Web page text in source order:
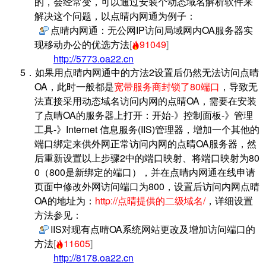
解决这个问题，以点晴内网通为例子：
点晴内网通：无公网IP访问局域网内OA服务器实
现移动办公的优选方法[ 91049]
http://5773.oa22.cn
5．如果用点晴内网通中的方法2设置后仍然无法访问点晴
OA，此时一般都是宽带服务商封锁了80端口 ，导致无
法直接采用动态域名访问内网的点晴OA，需要在安装
了点晴OA的服务器上打开：开始-》控制面板-》管理
工具-》Internet 信息服务(IIS)管理器，增加一个其他的
端口绑定来供外网正常访问内网的点晴OA服务器，然
后重新设置以上步骤2中的端口映射、将端口映射为80
0（800是新绑定的端口），并在点晴内网通在线申请
页面中修改外网访问端口为800，设置后访问内网点晴
OA的地址为： http://点晴提供的二级域名/，详细设置
方法参见：
IIS对现有点晴OA系统网站更改及增加访问端口的
方法[ 11605]
http://8178.oa22.cn